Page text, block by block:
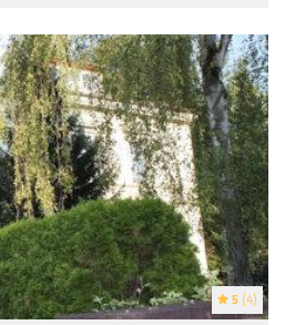
5 (4)